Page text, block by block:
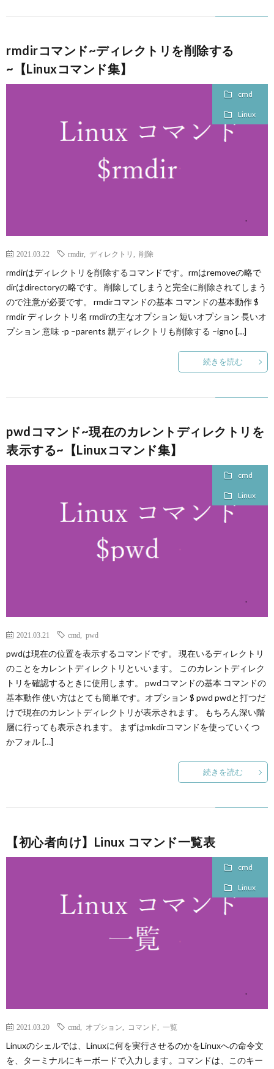
rmdirコマンド~ディレクトリを削除する
~【Linuxコマンド集】
cmd
Linux
2021.03.22 rmdir ディレクトリ 削除
rmdirはディレクトリを削除するコマンドです。rmはremoveの略で
dirはdirectoryの略です。 削除してしまうと完全に削除されてしまう
ので注意が必要です。 rmdirコマンドの基本 コマンドの基本動作 $
rmdir ディレクトリ名 rmdirの主なオプション 短いオプション 長いオ
プション 意味 -p –parents 親ディレクトリも削除する –igno […]
続きを読む
pwdコマンド~現在のカレントディレクトリを
表示する~【Linuxコマンド集】
cmd
Linux
2021.03.21 cmd pwd
pwdは現在の位置を表示するコマンドです。 現在いるディレクトリ
のことをカレントディレクトリといいます。 このカレントディレク
トリを確認するときに使用します。 pwdコマンドの基本 コマンドの
基本動作 使い方はとても簡単です。オプション $ pwd pwdと打つだ
けで現在のカレントディレクトリが表示されます。 もちろん深い階
層に行っても表示されます。 まずはmkdirコマンドを使っていくつ
かフォル […]
続きを読む
【初心者向け】Linux コマンド一覧表
cmd
Linux
2021.03.20 cmd オプション コマンド 一覧
Linuxのシェルでは、Linuxに何を実行させるのかをLinuxへの命令文
を、ターミナルにキーボードで入力します。コマンドは、このキー